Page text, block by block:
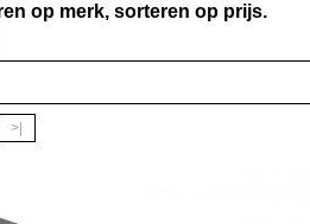
op merk, sorteren op prijs.
>|